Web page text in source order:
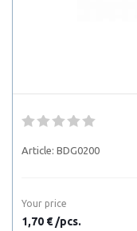
Article: BDG0200
Your price
1,70 € /pcs.